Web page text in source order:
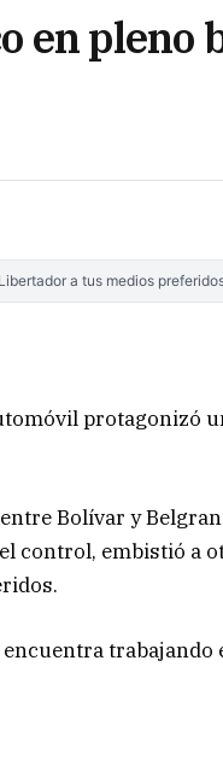
en pleno
a tus medios
protagonizó
Bolívar y
control, embistió a
trabajando